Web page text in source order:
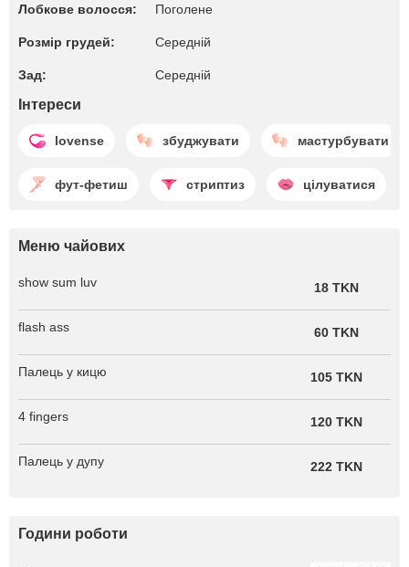
Лобкове волосся: Поголене
Розмір грудей: Середній
Зад: Середній
Інтереси
lovense збуджувати мастурбувати
фут-фетиш стриптиз цілуватися
Меню чайових
show sum luv 18 TKN
flash ass 60 TKN
Палець у кицю 105 TKN
4 fingers 120 TKN
Палець у дупу 222 TKN
Години роботи